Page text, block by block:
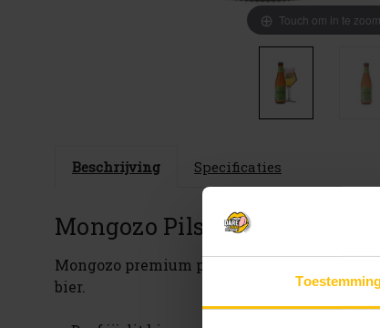
Touch om in te
Beschrijving Specificaties
Mongozo Pilsener
Mongozo premium pilsener is het eerste
bier.